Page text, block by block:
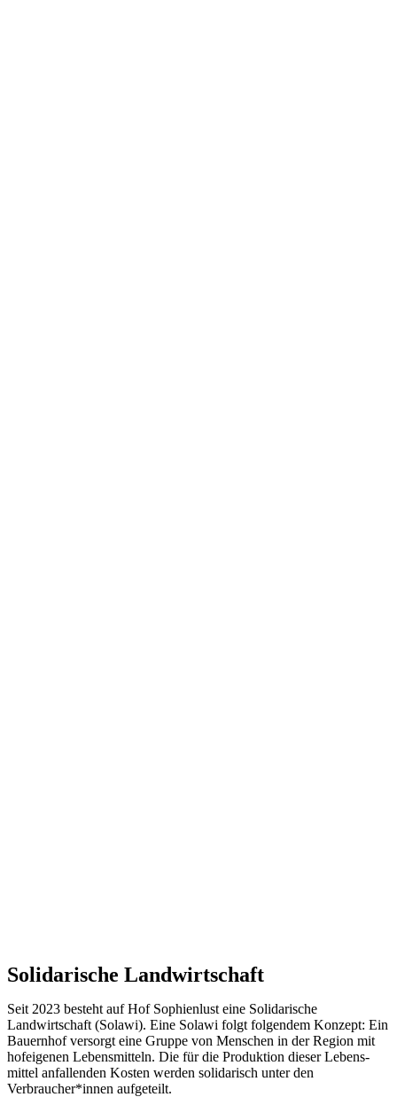
Solidarische Landwirtschaft
Seit 2023 besteht auf Hof Sophienlust eine Solidarische
Landwirtschaft (Solawi). Eine Solawi folgt folgendem Konzept: Ein
Bauern­hof versorgt eine Gruppe von Menschen in der Region mit
hof­eigenen Lebens­mitteln. Die für die Produktion dieser Lebens­
mittel anfallenden Kosten werden solidarisch unter den
Verbraucher*­innen aufgeteilt.